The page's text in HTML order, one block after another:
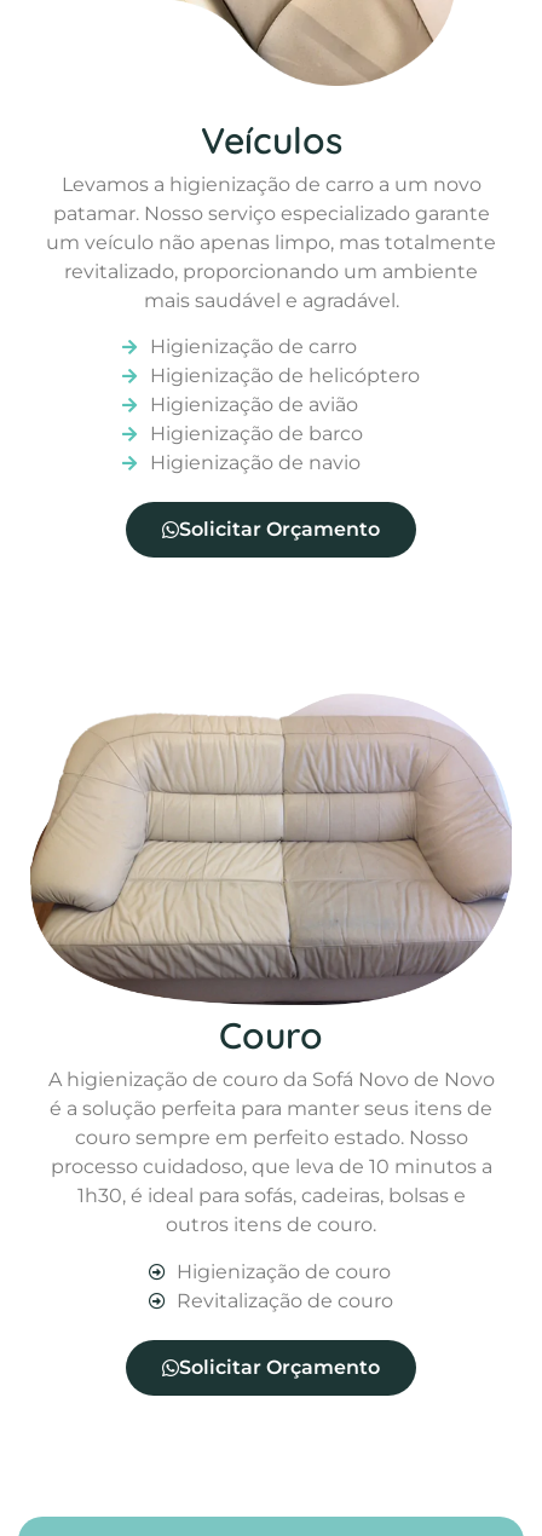
Veículos
Levamos a higienização de carro a um novo
patamar. Nosso serviço especializado garante
um veículo não apenas limpo, mas totalmente
revitalizado, proporcionando um ambiente
mais saudável e agradável.
Higienização de carro
Higienização de helicóptero
Higienização de avião
Higienização de barco
Higienização de navio
Solicitar Orçamento
Couro
A higienização de couro da Sofá Novo de Novo
é a solução perfeita para manter seus itens de
couro sempre em perfeito estado. Nosso
processo cuidadoso, que leva de 10 minutos a
1h30, é ideal para sofás, cadeiras, bolsas e
outros itens de couro.
Higienização de couro
Revitalização de couro
Solicitar Orçamento